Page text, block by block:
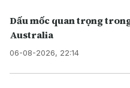
Dấu mốc quan trọng
Australia
06-08-2026, 22:14